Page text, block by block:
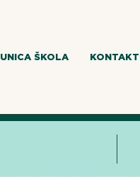
UNICA ŠKOLA